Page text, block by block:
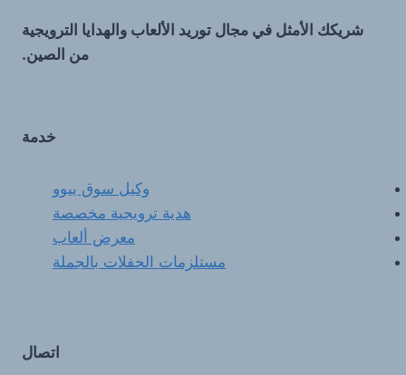
شريكك الأمثل في مجال توريد الألعاب والهدايا الترويجية
من الصين.
خدمة
وكيل سوق ييوو
هدية ترويجية مخصصة
معرض ألعاب
مستلزمات الحفلات بالجملة
اتصال